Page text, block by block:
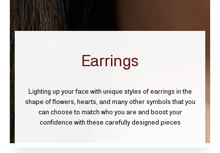
Earrings
Lighting up your face with unique styles of earrings in the
shape of flowers, hearts, and many other symbols that you
can choose to match who you are and boost your
confidence with these carefully designed pieces